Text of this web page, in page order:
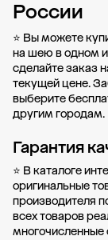
России
⭐ Вы можете
на шею в одном
сделайте заказ
текущей цене.
выберите
другим городам.
Гарантия
⭐ В каталоге
оригинальные
производителя
всех товаров
многочисленные